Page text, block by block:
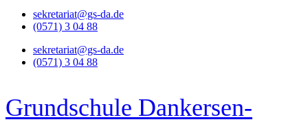
sekretariat@gs-da.de
(0571) 3 04 88
sekretariat@gs-da.de
(0571) 3 04 88
Grundschule Dankersen-